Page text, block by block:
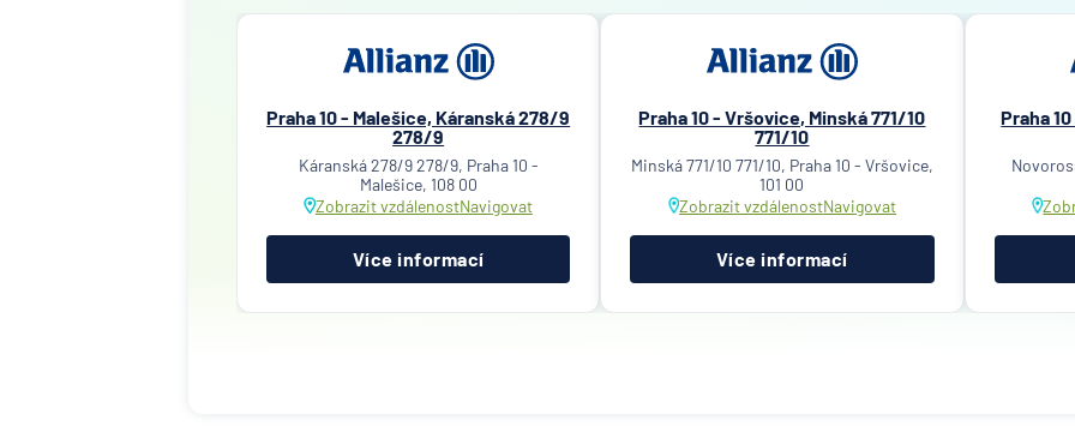
Praha 10 - Malešice, Káranská 278/9
278/9
Káranská 278/9 278/9, Praha 10 -
Malešice, 108 00
Zobrazit vzdálenostNavigovat
Více informací
Praha 10 - Vršovice, Minská 771/10
771/10
Minská 771/10 771/10, Praha 10 - Vršovice,
101 00
Zobrazit vzdálenostNavigovat
Více informací
Praha